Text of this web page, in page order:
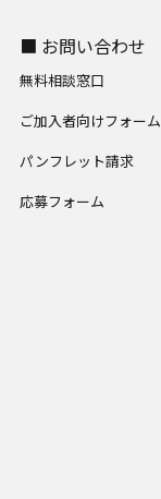
■ お問い合わせ
無料相談窓口
ご加入者向けフォーム
パンフレット請求
応募フォーム